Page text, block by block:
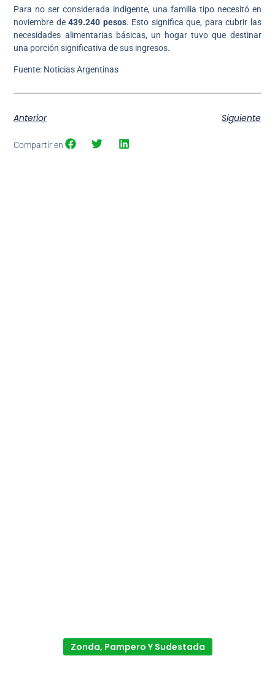
Para no ser considerada indigente, una familia tipo necesitó en
noviembre de439.240 pesos. Esto significa que, para cubrir las
necesidades alimentarias básicas, un hogar tuvo que destinar
una porción significativa de sus ingresos.
Fuente: Noticias Argentinas
Anterior Siguiente
Compartir en
Zonda, Pampero Y Sudestada